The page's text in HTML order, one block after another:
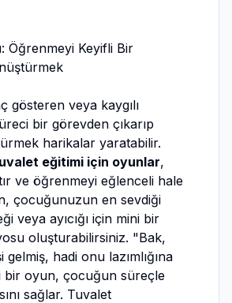
Öğrenmeyi Keyifli Bir
gösteren veya kaygılı
bir görevden çıkarıp
harikalar yaratabilir.
eğitimi için oyunlar,
ve öğrenmeyi eğlenceli hale
çocuğunuzun en sevdiği
veya ayıcığı için mini bir
oluşturabilirsiniz. "Bak,
gelmiş, hadi onu lazımlığına
bir oyun, çocuğun süreçle
sağlar. Tuvalet